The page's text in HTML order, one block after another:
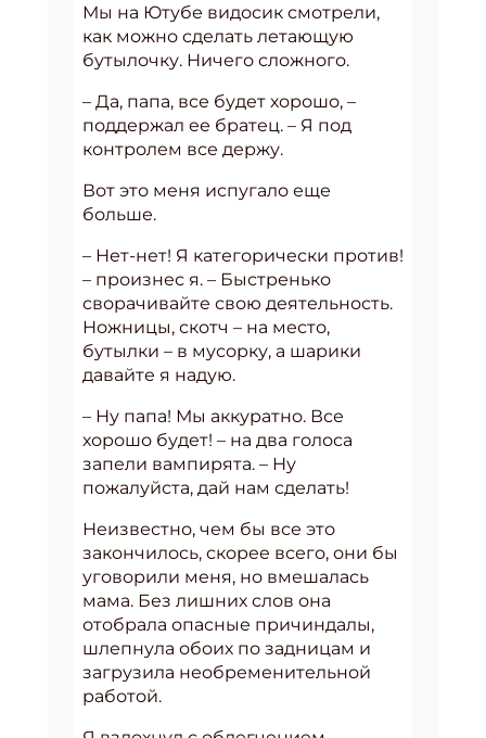
Мы на Ютубе видосик смотрели,
как можно сделать летающую
бутылочку. Ничего сложного.
– Да, папа, все будет хорошо, –
поддержал ее братец. – Я под
контролем все держу.
Вот это меня испугало еще
больше.
– Нет-нет! Я категорически против!
– произнес я. – Быстренько
сворачивайте свою деятельность.
Ножницы, скотч – на место,
бутылки – в мусорку, а шарики
давайте я надую.
– Ну папа! Мы аккуратно. Все
хорошо будет! – на два голоса
запели вампирята. – Ну
пожалуйста, дай нам сделать!
Неизвестно, чем бы все это
закончилось, скорее всего, они бы
уговорили меня, но вмешалась
мама. Без лишних слов она
отобрала опасные причиндалы,
шлепнула обоих по задницам и
загрузила необременительной
работой.